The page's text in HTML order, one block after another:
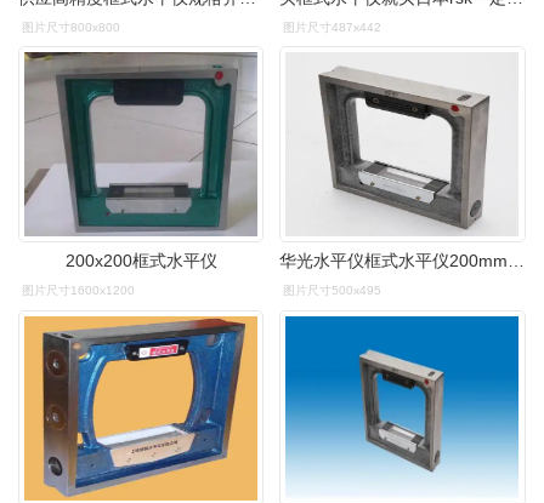
图片尺寸800x800 图片尺寸487x442
200x200框式水平仪
图片尺寸1600x1200
华光水平仪框式水平仪200mm精度0.02mm潍坊水平仪钳工水平仪
图片尺寸500x495